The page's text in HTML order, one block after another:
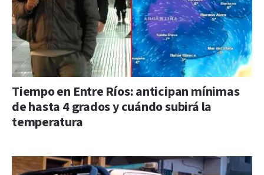
Tiempo en Entre Ríos: anticipan mínimas
de hasta 4 grados y cuándo subirá la
temperatura